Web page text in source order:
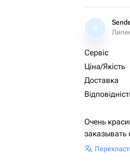
S
Сервіс
Ціна/Якість
Доставка
Очень
заказывать